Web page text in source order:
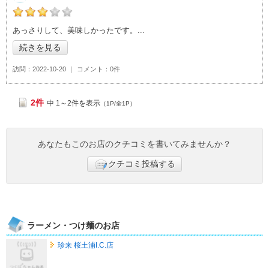
なーちゃんの「おび家>」おすすめ度：
あっさりして、美味しかったです。
続きを見る
訪問 2022-10-20 コメント 0件
2件 中 1～2件を表示 （1P/全1P）
あなたもこのお店のクチコミを書いてみませんか？
クチコミ投稿する
ラーメン・つけ麺のお店
珍来 桜土浦I.C.店